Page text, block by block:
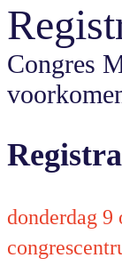
Congres
donderdag 9